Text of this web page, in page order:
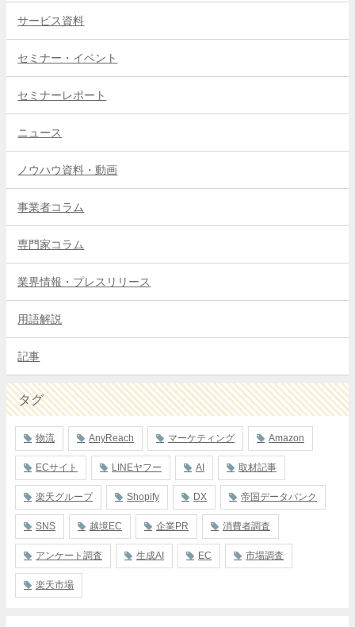
サービス資料
セミナー・イベント
セミナーレポート
ニュース
ノウハウ資料・動画
事業者コラム
専門家コラム
業界情報・プレスリリース
用語解説
記事
タグ
物流 AnyReach マーケティング Amazon
ECサイト LINEヤフー AI 取材記事
楽天グループ Shopify DX 帝国データバンク
SNS 越境EC 企業PR 消費者調査
アンケート調査 生成AI EC 市場調査
楽天市場